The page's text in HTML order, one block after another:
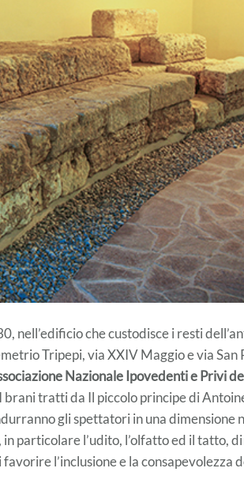
nell’edificio che custodisce i resti
Tripepi, via XXIV Maggio e via San
Nazionale Ipovedenti e Privi
brani tratti da Il piccolo principe di
gli spettatori in una dimensione
particolare l’udito, l’olfatto ed il tatto,
l’inclusione e la consapevolezza